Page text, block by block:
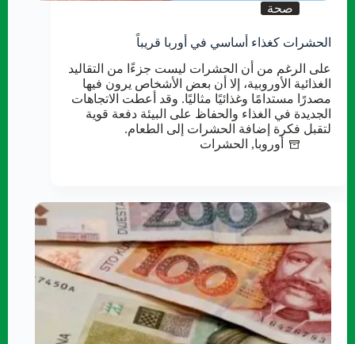
صحة
الحشرات كغذاء أساسي في أوربا قريباً
على الرغم من أن الحشرات ليست جزءًا من التقاليد
الغذائية الأوروبية، إلا أن بعض الأشخاص يرون فيها
مصدرًا مستدامًا وغذائيًا مثاليًا. وقد أعطت الاتجاهات
الجديدة في الغذاء والحفاظ على البيئة دفعة قوية
لتقبل فكرة إضافة الحشرات إلى الطعام.
أوروبا, الحشرات